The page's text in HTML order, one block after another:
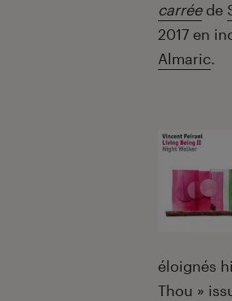
carréede
2017 en
Almaric.
éloignés
Thou »